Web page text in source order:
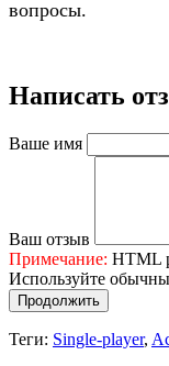
вопросы.
Написать
Ваше имя
Ваш отзыв
Примечание: HTML
Используйте
Продолжить
Теги: Single-player,